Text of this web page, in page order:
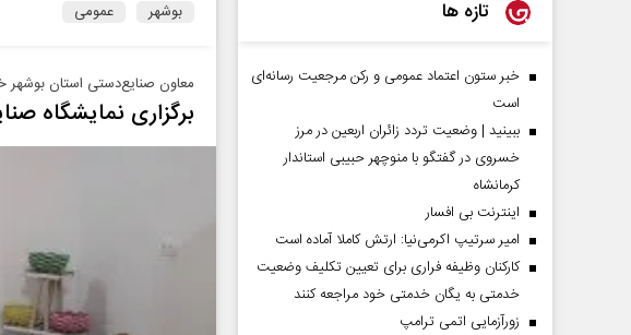
بوشهر عمومی
معاون صنایع‌دستی استان بوشهر
برگزاری نمایشگاه
تازه ها
خبر ستون اعتماد عمومی و رکن مرجعیت رسانه‌ای
است
ببینید | وضعیت تردد زائران اربعین در مرز
خسروی در گفتگو با منوچهر حبیبی استاندار
کرمانشاه
اینترنت بی افسار
امیر سرتیپ اکرمی‌نیا: ارتش کاملا آماده است
کارکنان وظیفه فراری برای تعیین تکلیف وضعیت
خدمتی به یگان خدمتی خود مراجعه کنند
زورآزمایی اتمی ترامپ